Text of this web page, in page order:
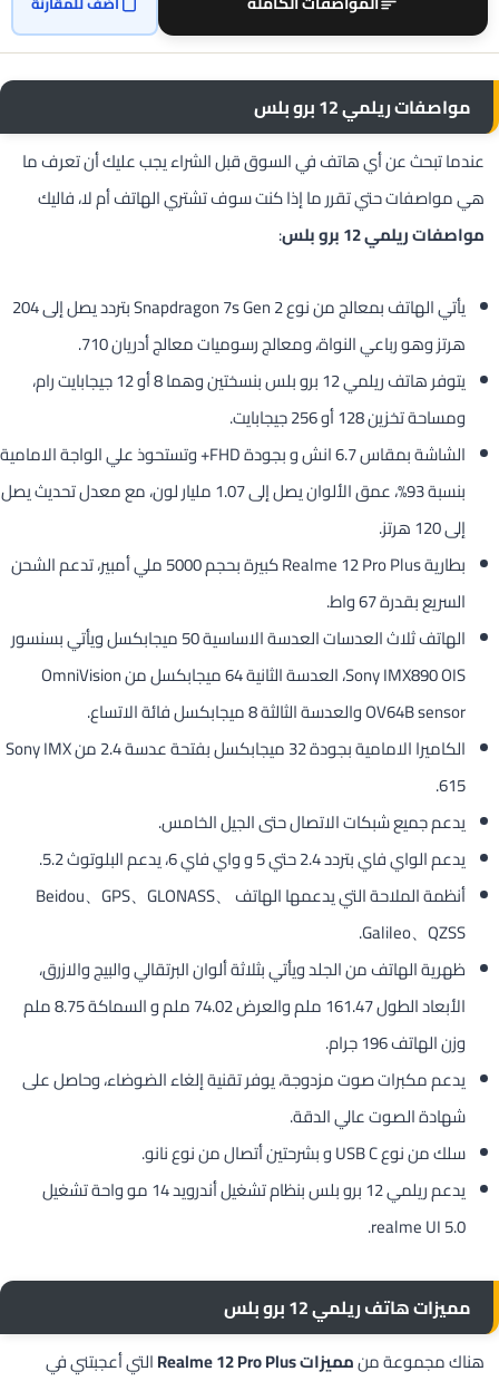
مواصفات ريلمي 12 برو بلس
عندما تبحث عن أي هاتف في السوق قبل الشراء يجب عليك أن تعرف ما
هي مواصفات حتي تقرر ما إذا كنت سوف تشتري الهاتف أم لا، فاليك
مواصفات ريلمي 12 برو بلس
:
يأتي الهاتف بمعالج من نوع Snapdragon 7s Gen 2 بتردد يصل إلى 204
هرتز وهو رباعي النواة، ومعالج رسوميات معالج أدريان 710.
يتوفر هاتف ريلمي 12 برو بلس بنسختين وهما 8 أو 12 جيجابايت رام،
ومساحة تخزين 128 أو 256 جيجابايت.
الشاشة بمقاس 6.7 انش و بجودة FHD+ وتستحوذ علي الواجة الامامية
بنسبة 93%، عمق الألوان يصل إلى 1.07 مليار لون، مع معدل تحديث يصل
إلى 120 هرتز.
بطارية Realme 12 Pro Plus كبيرة بحجم 5000 ملي أمبير، تدعم الشحن
السريع بقدرة 67 واط.
الهاتف ثلاث العدسات العدسة الاساسية 50 ميجابكسل ويأتي بسنسور
Sony IMX890 OIS، العدسة الثانية 64 ميجابكسل من OmniVision
OV64B sensor والعدسة الثالثة 8 ميجابكسل فائة الاتساع.
الكاميرا الامامية بجودة 32 ميجابكسل بفتحة عدسة 2.4 من Sony IMX
615.
يدعم جميع شبكات الاتصال حتى الجيل الخامس.
يدعم الواي فاي بتردد 2.4 حتي 5 و واي فاي 6، يدعم البلوتوث 5.2.
أنظمة الملاحة التي يدعمها الهاتف Beidou、GPS、GLONASS、
Galileo、QZSS.
ظهرية الهاتف من الجلد ويأتي بثلاثة ألوان البرتقالي والبيج والازرق،
الأبعاد الطول 161.47 ملم والعرض 74.02 ملم و السماكة 8.75 ملم
وزن الهاتف 196 جرام.
يدعم مكبرات صوت مزدوجة، يوفر تقنية إلغاء الضوضاء، وحاصل على
شهادة الصوت عالي الدقة.
سلك من نوع USB C و بشرحتين أتصال من نوع نانو.
يدعم ريلمي 12 برو بلس بنظام تشغيل أندرويد 14 مو واحة تشغيل
realme UI 5.0.
مميزات هاتف ريلمي 12 برو بلس
هناك مجموعة منمميزات Realme 12 Pro Plus
التي أعجبتني في